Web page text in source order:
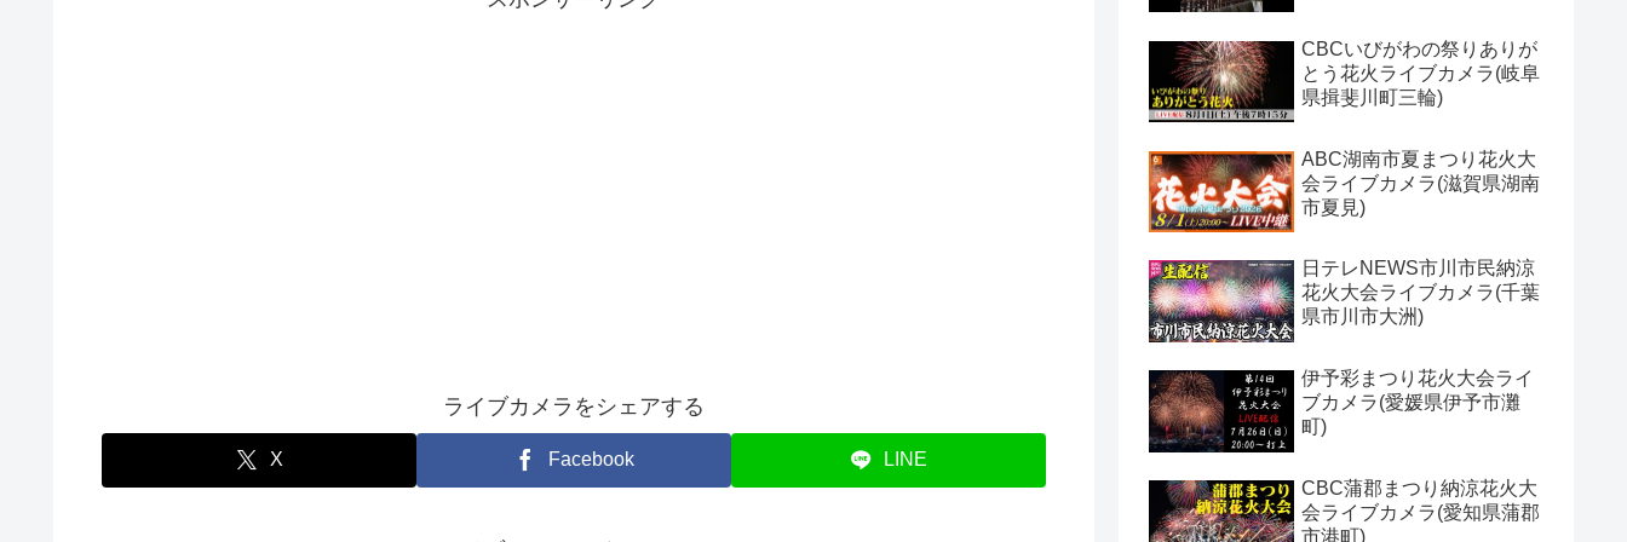
ライブカメラをシェアする
X Facebook LINE
CBCいびがわの祭りありが
とう花火ライブカメラ(岐阜
県揖斐川町三輪)
ABC湖南市夏まつり花火大
会ライブカメラ(滋賀県湖南
市夏見)
日テレNEWS市川市民納涼
花火大会ライブカメラ(千葉
県市川市大洲)
伊予彩まつり花火大会ライ
ブカメラ(愛媛県伊予市灘
町)
CBC蒲郡まつり納涼花火大
会ライブカメラ(愛知県蒲郡
市港町)